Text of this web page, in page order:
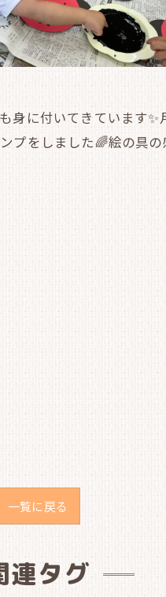
に付いてきています
プをしました🌈絵の具
一覧に戻る
連タグ